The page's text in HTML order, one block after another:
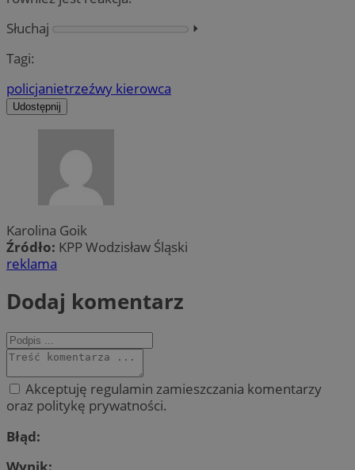
Słuchaj
⏵︎
Tagi:
policjanietrzeźwy kierowca
Udostępnij
Karolina Goik
Źródło: KPP Wodzisław Śląski
reklama
Dodaj komentarz
Akceptuję regulamin zamieszczania komentarzy
oraz politykę prywatności.
Błąd:
Wynik: